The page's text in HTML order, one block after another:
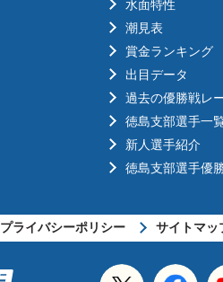
水面特性
潮見表
賞金ランキング
出目データ
過去の優勝戦レ
徳島支部選手一
新人選手紹介
徳島支部選手優
プライバシーポリシー サイトマッ